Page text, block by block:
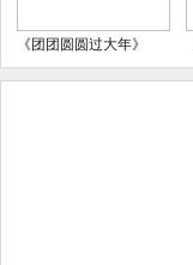
《团团圆圆过大年》